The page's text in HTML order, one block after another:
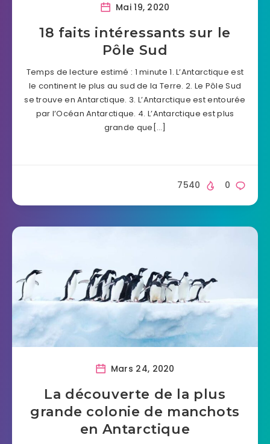
Mai 19, 2020
18 faits intéressants sur le
Pôle Sud
Temps de lecture estimé : 1 minute 1. L’Antarctique est
le continent le plus au sud de la Terre. 2. Le Pôle Sud
se trouve en Antarctique. 3. L’Antarctique est entourée
par l’Océan Antarctique. 4. L’Antarctique est plus
grande que[…]
0
7540
Mars 24, 2020
La découverte de la plus
grande colonie de manchots
en Antarctique